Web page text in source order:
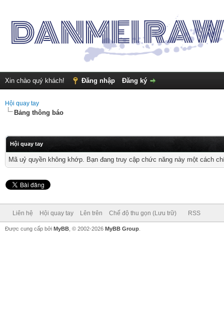
Xin chào quý khách! Đăng nhập Đăng ký
Hội quay tay
Bảng thông báo
Hội quay tay
Mã uỷ quyền không khớp. Bạn đang truy cập chức năng này một cách
Liên hệ Hội quay tay Lên trên Chế độ thu gọn (Lưu trữ) RSS
Được cung cấp bởi MyBB , © 2002-2026 MyBB Group